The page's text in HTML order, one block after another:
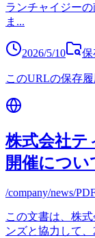
ランチャイジー
ま ...
2026/5/10 保
このURLの保存
株式会社テ
開催につい
/company/news/
この文書は、株
ンズと協力して